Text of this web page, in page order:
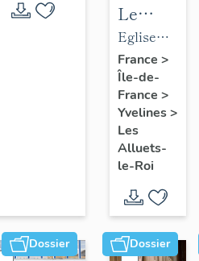
Le
mobilier
de
l'église
Saint-
Nicolas
Eglise
paroissiale
Saint-
Nicolas
France >
Île-de-
France >
Yvelines>
Les
Alluets-
le-Roi
Dossier Dossier